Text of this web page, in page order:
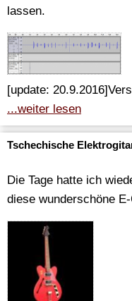
lassen.
[update:
...weiter lesen
Tschechische
Die Tage hatte ich
diese wunderschöne